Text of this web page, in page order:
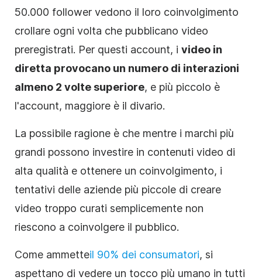
50.000 follower vedono il loro coinvolgimento
crollare ogni volta che pubblicano video
preregistrati. Per questi account, i video in
diretta provocano un numero di interazioni
almeno 2 volte superiore, e più piccolo è
l'account, maggiore è il divario.
La possibile ragione è che mentre i marchi più
grandi possono investire in contenuti video di
alta qualità e ottenere un coinvolgimento, i
tentativi delle aziende più piccole di creare
video troppo curati semplicemente non
riescono a coinvolgere il pubblico.
Come ammetteil 90% dei consumatori, si
aspettano di vedere un tocco più umano in tutti